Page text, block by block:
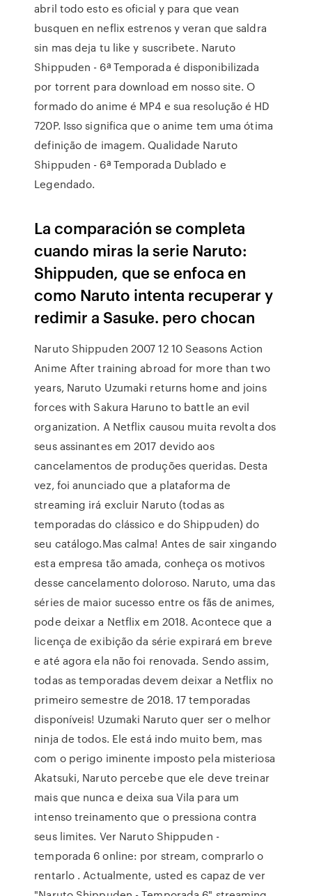
abril todo esto es oficial y para que vean
busquen en neflix estrenos y veran que saldra
sin mas deja tu like y suscribete. Naruto
Shippuden - 6ª Temporada é disponibilizada
por torrent para download em nosso site. O
formado do anime é MP4 e sua resolução é HD
720P. Isso significa que o anime tem uma ótima
definição de imagem. Qualidade Naruto
Shippuden - 6ª Temporada Dublado e
Legendado.
La comparación se completa
cuando miras la serie Naruto:
Shippuden, que se enfoca en
como Naruto intenta recuperar y
redimir a Sasuke. pero chocan
Naruto Shippuden 2007 12 10 Seasons Action
Anime After training abroad for more than two
years, Naruto Uzumaki returns home and joins
forces with Sakura Haruno to battle an evil
organization. A Netflix causou muita revolta dos
seus assinantes em 2017 devido aos
cancelamentos de produções queridas. Desta
vez, foi anunciado que a plataforma de
streaming irá excluir Naruto (todas as
temporadas do clássico e do Shippuden) do
seu catálogo.Mas calma! Antes de sair xingando
esta empresa tão amada, conheça os motivos
desse cancelamento doloroso. Naruto, uma das
séries de maior sucesso entre os fãs de animes,
pode deixar a Netflix em 2018. Acontece que a
licença de exibição da série expirará em breve
e até agora ela não foi renovada. Sendo assim,
todas as temporadas devem deixar a Netflix no
primeiro semestre de 2018. 17 temporadas
disponíveis! Uzumaki Naruto quer ser o melhor
ninja de todos. Ele está indo muito bem, mas
com o perigo iminente imposto pela misteriosa
Akatsuki, Naruto percebe que ele deve treinar
mais que nunca e deixa sua Vila para um
intenso treinamento que o pressiona contra
seus limites. Ver Naruto Shippuden -
temporada 6 online: por stream, comprarlo o
rentarlo . Actualmente, usted es capaz de ver